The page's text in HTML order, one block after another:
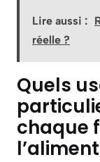
Lire aussi :
réelle ?
Quels
chaque